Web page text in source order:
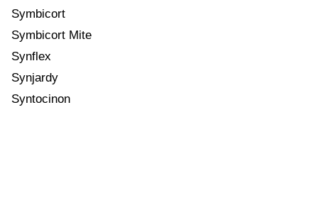
Symbicort
Symbicort Mite
Synflex
Synjardy
Syntocinon